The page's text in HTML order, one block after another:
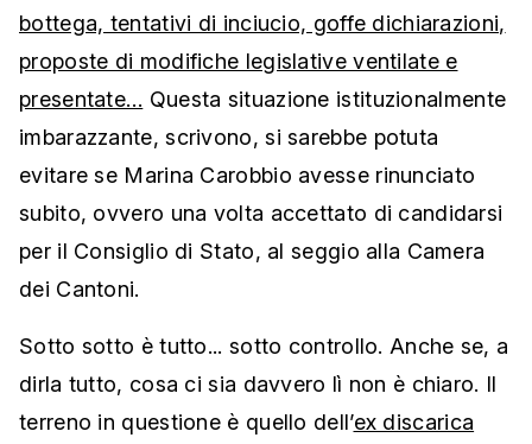
bottega, tentativi di inciucio, goffe dichiarazioni,
proposte di modifiche legislative ventilate e
presentate… Questa situazione istituzionalmente
imbarazzante, scrivono, si sarebbe potuta
evitare se Marina Carobbio avesse rinunciato
subito, ovvero una volta accettato di candidarsi
per il Consiglio di Stato, al seggio alla Camera
dei Cantoni.
Sotto sotto è tutto... sotto controllo. Anche se, a
dirla tutto, cosa ci sia davvero lì non è chiaro. Il
terreno in questione è quello dell’ex discarica